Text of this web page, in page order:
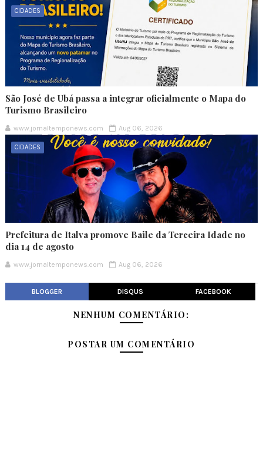
CIDADES
São José de Ubá passa a integrar oficialmente o Mapa do
Turismo Brasileiro
www.jornaltemponews.com Aug 06, 2026
CIDADES
Prefeitura de Italva promove Baile da Terceira Idade no
dia 14 de agosto
www.jornaltemponews.com Aug 06, 2026
BLOGGER DISQUS FACEBOOK
NENHUM COMENTÁRIO:
POSTAR UM COMENTÁRIO